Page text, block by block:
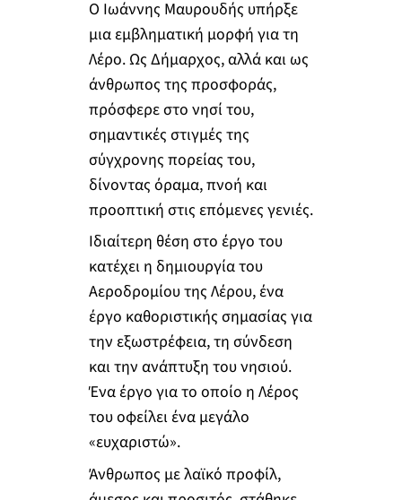
Ο Ιωάννης Μαυρουδής υπήρξε
μια εμβληματική μορφή για τη
Λέρο. Ως Δήμαρχος, αλλά και ως
άνθρωπος της προσφοράς,
πρόσφερε στο νησί του,
σημαντικές στιγμές της
σύγχρονης πορείας του,
δίνοντας όραμα, πνοή και
προοπτική στις επόμενες γενιές.
Ιδιαίτερη θέση στο έργο του
κατέχει η δημιουργία του
Αεροδρομίου της Λέρου, ένα
έργο καθοριστικής σημασίας για
την εξωστρέφεια, τη σύνδεση
και την ανάπτυξη του νησιού.
Ένα έργο για το οποίο η Λέρος
του οφείλει ένα μεγάλο
«ευχαριστώ».
Άνθρωπος με λαϊκό προφίλ,